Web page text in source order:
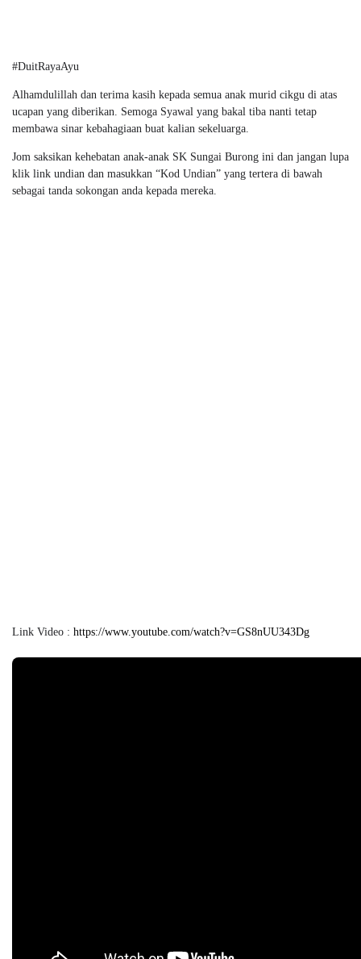
#DuitRayaAyu
Alhamdulillah dan terima kasih kepada semua anak murid cikgu di atas
ucapan yang diberikan. Semoga Syawal yang bakal tiba nanti tetap
membawa sinar kebahagiaan buat kalian sekeluarga.
Jom saksikan kehebatan anak-anak SK Sungai Burong ini dan jangan lupa
klik link undian dan masukkan “Kod Undian” yang tertera di bawah
sebagai tanda sokongan anda kepada mereka.
Link Video : https://www.youtube.com/watch?v=GS8nUU343Dg